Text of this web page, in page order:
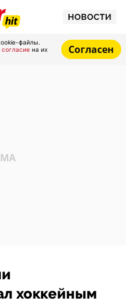
НОВОСТИ
файлы.
согласие на их
Согласен
хоккейным